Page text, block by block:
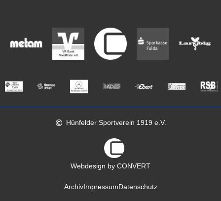
Hünfelder Sportverein 1919 e.V.
Webdesign by CONVERT
ArchivImpressum Datenschutz